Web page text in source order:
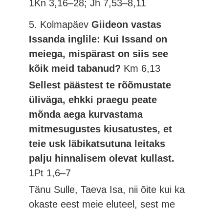
1Kn 3,16–28; Jh 7,53–8,11
5. KolmapäevGiideon vastas
Issanda inglile: Kui Issand on
meiega, mispärast on siis see
kõik meid tabanud? Km 6,13
Sellest päästest te rõõmustate
üliväga, ehkki praegu peate
mõnda aega kurvastama
mitmesugustes kiusatustes, et
teie usk läbikatsutuna leitaks
palju hinnalisem olevat kullast.
1Pt 1,6–7
Tänu Sulle, Taeva Isa, nii õite kui ka
okaste eest meie eluteel, sest me